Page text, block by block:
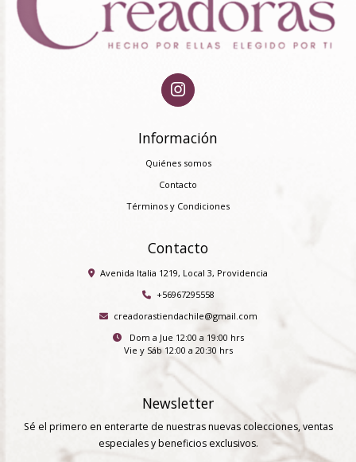
Información
Quiénes somos
Contacto
Términos y Condiciones
Contacto
Avenida Italia 1219, Local 3, Providencia
+56967295558
creadorastiendachile@gmail.com
Dom a Jue 12:00 a 19:00 hrs
Vie y Sáb 12:00 a 20:30 hrs
Newsletter
Sé el primero en enterarte de nuestras nuevas colecciones, ventas
especiales y beneficios exclusivos.